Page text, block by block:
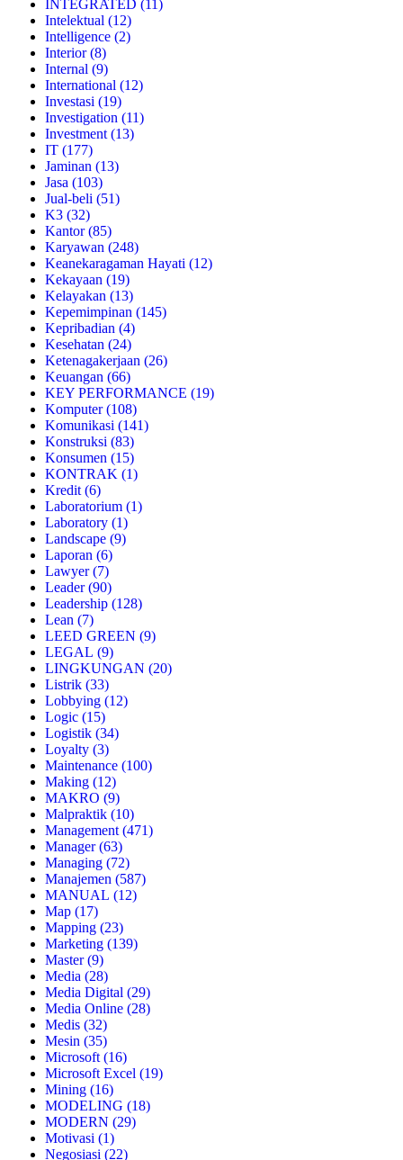
INTEGRATED (11)
Intelektual (12)
Intelligence (2)
Interior(8)
Internal (9)
International (12)
Investasi (19)
Investigation (11)
Investment (13)
IT (177)
Jaminan (13)
Jasa (103)
Jual-beli (51)
K3 (32)
Kantor(85)
Karyawan (248)
Keanekaragaman Hayati (12)
Kekayaan (19)
Kelayakan (13)
Kepemimpinan (145)
Kepribadian (4)
Kesehatan (24)
Ketenagakerjaan (26)
Keuangan (66)
KEY PERFORMANCE (19)
Komputer(108)
Komunikasi (141)
Konstruksi (83)
Konsumen (15)
KONTRAK (1)
Kredit (6)
Laboratorium (1)
Laboratory (1)
Landscape (9)
Laporan (6)
Lawyer(7)
Leader(90)
Leadership (128)
Lean (7)
LEED GREEN (9)
LEGAL (9)
LINGKUNGAN (20)
Listrik (33)
Lobbying (12)
Logic (15)
Logistik (34)
Loyalty (3)
Maintenance (100)
Making (12)
MAKRO (9)
Malpraktik (10)
Management (471)
Manager(63)
Managing (72)
Manajemen (587)
MANUAL (12)
Map (17)
Mapping (23)
Marketing (139)
Master(9)
Media (28)
Media Digital (29)
Media Online (28)
Medis (32)
Mesin (35)
Microsoft (16)
Microsoft Excel (19)
Mining (16)
MODELING (18)
MODERN (29)
Motivasi (1)
Negosiasi (22)